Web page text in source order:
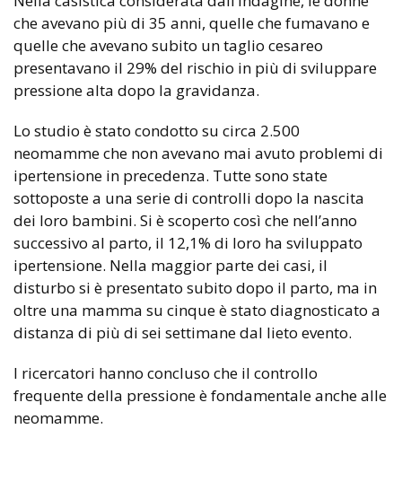
che avevano più di 35 anni, quelle che fumavano e
quelle che avevano subito un taglio cesareo
presentavano il 29% del rischio in più di sviluppare
pressione alta dopo la gravidanza.
Lo studio è stato condotto su circa 2.500
neomamme che non avevano mai avuto problemi di
ipertensione in precedenza. Tutte sono state
sottoposte a una serie di controlli dopo la nascita
dei loro bambini. Si è scoperto così che nell’anno
successivo al parto, il 12,1% di loro ha sviluppato
ipertensione. Nella maggior parte dei casi, il
disturbo si è presentato subito dopo il parto, ma in
oltre una mamma su cinque è stato diagnosticato a
distanza di più di sei settimane dal lieto evento.
I ricercatori hanno concluso che il controllo
frequente della pressione è fondamentale anche alle
neomamme.